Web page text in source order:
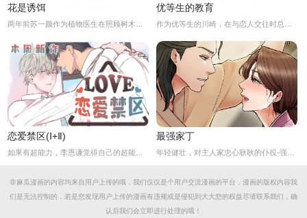
花是诱饵 优等生的教育
恋爱禁区(Ⅰ+Ⅱ)
如果有超能力，李恩谦觉得自己的超能力一定是垃圾回收站。为什么从小到他，他交往的人全是渣男呢？？他除了颜控，对于对象真的不挑的啊！！直到他严厉的上司，他的外貌理想型，对他表现出似有若无的好感……他一定喜欢自己吧？这次有希望摆脱渣男了！少年人，太天真啦，非酋是一辈子的事哟。
最强家丁
年轻健壮，对主人家忠心耿耿的仆役-强石，某夜意外目睹大监夫人自我安慰的画面。明知眼前是个火坑，他仍然义无返顾地跳了下去！「夫人，小的乐意填补你空虚寂寞的心灵…」
非麻瓜漫画的内容均来自用户上传的哦，我们仅仅是个用户交流漫画的平台，漫画的版权内容我
们是无法控制的，若是您发现用户上传的漫画有违规或是侵犯到大大您的权益尽请联系我们，确
认后我们会立即进行处理的哦！